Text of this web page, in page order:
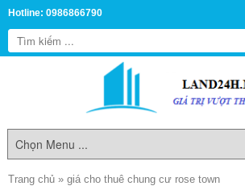
Hotline: 0986866790
Trang chủ » giá cho thuê chung cư rose town